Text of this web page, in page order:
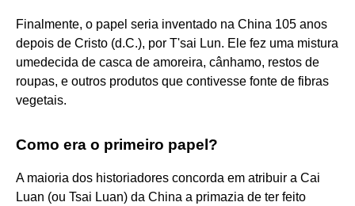
Finalmente, o papel seria inventado na China 105 anos
depois de Cristo (d.C.), por T'sai Lun. Ele fez uma mistura
umedecida de casca de amoreira, cânhamo, restos de
roupas, e outros produtos que contivesse fonte de fibras
vegetais.
Como era o primeiro papel?
A maioria dos historiadores concorda em atribuir a Cai
Luan (ou Tsai Luan) da China a primazia de ter feito